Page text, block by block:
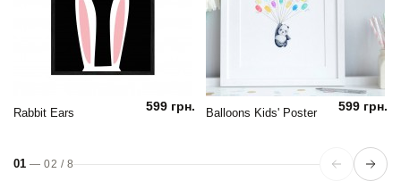
Rabbit Ears 599 грн. Balloons Kids' Poster 599 грн.
01 —02 / 8